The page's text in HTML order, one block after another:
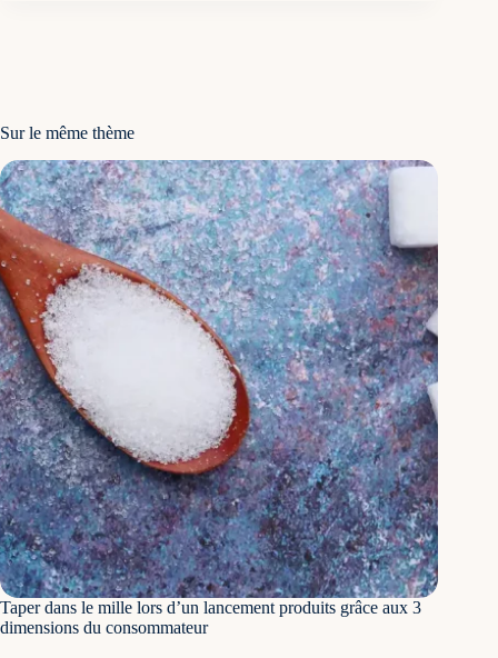
Sur le même thème
Taper dans le mille lors d’un lancement produits grâce aux 3
dimensions du consommateur